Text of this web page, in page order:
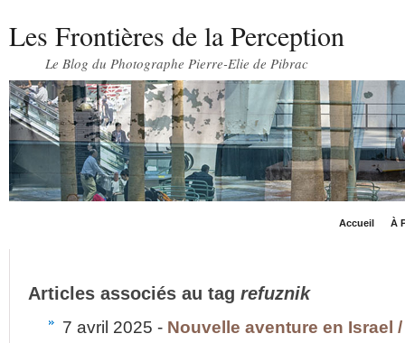
Les Frontières de la Perception
Le Blog du Photographe Pierre-Elie de Pibrac
Accueil À
Articles associés au tag refuznik
7 avril 2025 - Nouvelle aventure en Israel